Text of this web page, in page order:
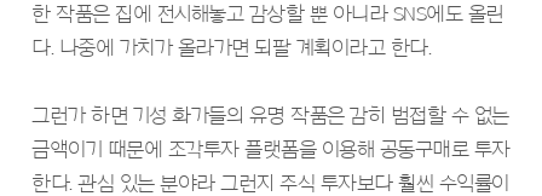
한 작품은 집에 전시해놓고 감상할 뿐 아니라 SNS에도 올린
다. 나중에 가치가 올라가면 되팔 계획이라고 한다.
그런가 하면 기성 화가들의 유명 작품은 감히 범접할 수 없는
금액이기 때문에 조각투자 플랫폼을 이용해 공동구매로 투자
한다. 관심 있는 분야라 그런지 주식 투자보다 훨씬 수익률이